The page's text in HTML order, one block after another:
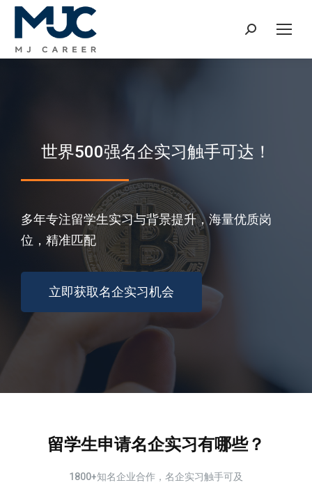
世界500强名企实习触手可达！
多年专注留学生实习与背景提升，海量优质岗
位，精准匹配
立即获取名企实习机会
留学生申请名企实习有哪些？
1800+知名企业合作，名企实习触手可及